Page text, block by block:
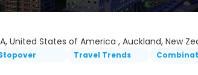
United States of America , Auckland, New
Travel Trends